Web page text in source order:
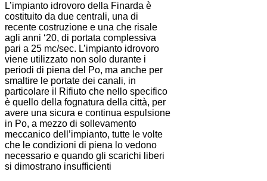
L’impianto idrovoro della Finarda è
costituito da due centrali, una di
recente costruzione e una che risale
agli anni ‘20, di portata complessiva
pari a 25 mc/sec. L’impianto idrovoro
viene utilizzato non solo durante i
periodi di piena del Po, ma anche per
smaltire le portate dei canali, in
particolare il Rifiuto che nello specifico
è quello della fognatura della città, per
avere una sicura e continua espulsione
in Po, a mezzo di sollevamento
meccanico dell’impianto, tutte le volte
che le condizioni di piena lo vedono
necessario e quando gli scarichi liberi
si dimostrano insufficienti